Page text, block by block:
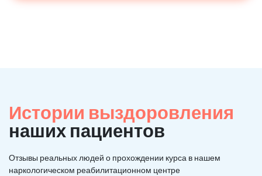
Истории выздоровления
наших пациентов
Отзывы реальных людей о прохождении курса в нашем
наркологическом реабилитационном центре